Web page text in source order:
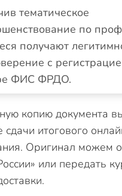
тематическое
по
получают
с
ФИС ФРДО.
копию документа
сдачи итогового
Оригинал можем
или передать